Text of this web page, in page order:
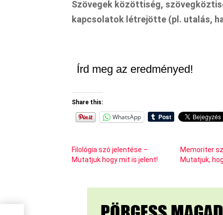
Szövegek közöttiség,
kapcsolatok létrejötte (pl. utalás,
Írd meg az eredményed!
Share this:
WhatsApp
Filológia szó jelentése –
Mutatjuk hogy mit is jelent!
Memoriter
Mutatjuk,